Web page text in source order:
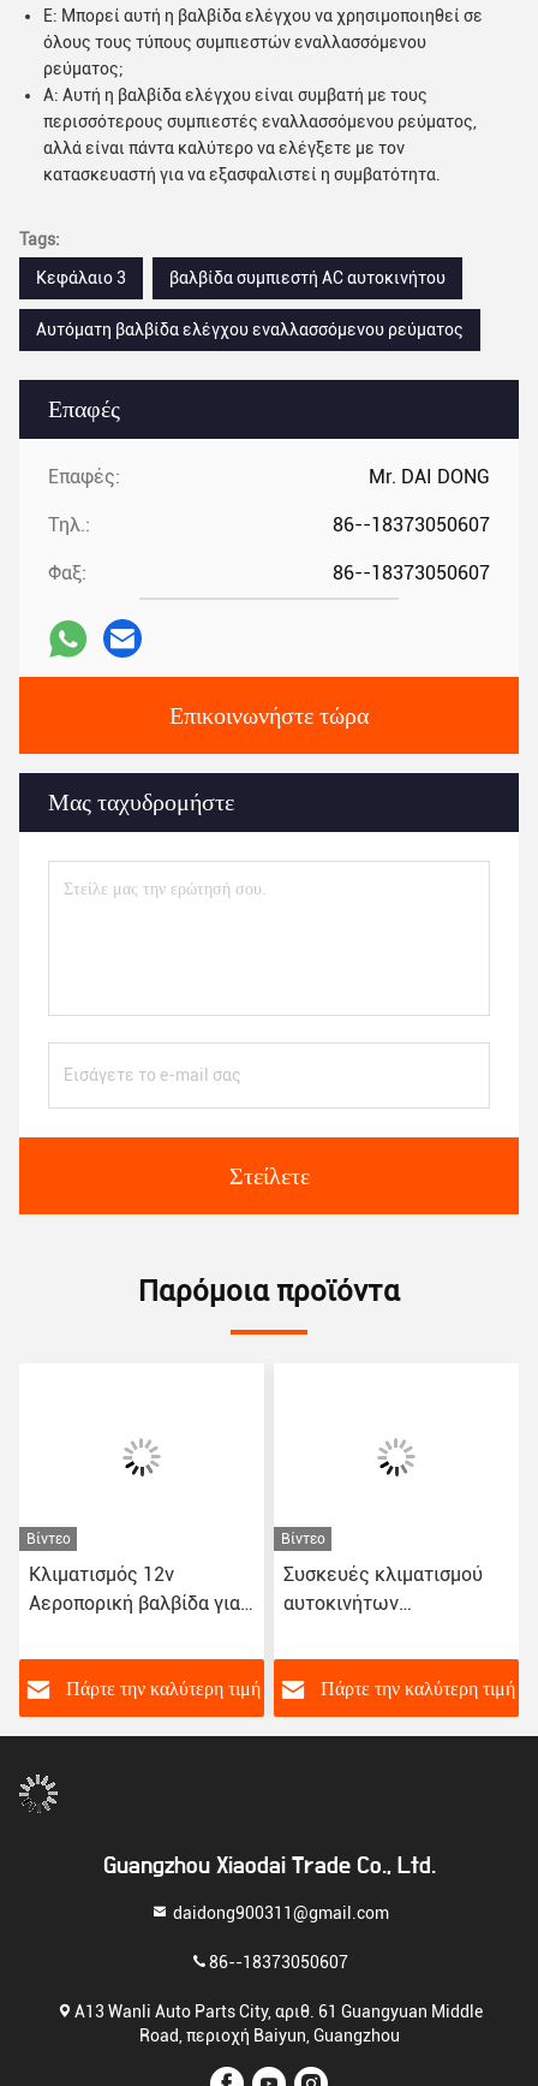
Επαφές
Επαφές: Mr. DAI DONG
Τηλ.: 86--18373050607
Φαξ: 86--18373050607
Επικοινωνήστε τώρα
Μας ταχυδρομήστε
Στείλετε
Ε: Μπορεί αυτή η βαλβίδα ελέγχου να χρησιμοποιηθεί σε
όλους τους τύπους συμπιεστών εναλλασσόμενου
ρεύματος;
Α: Αυτή η βαλβίδα ελέγχου είναι συμβατή με τους
περισσότερους συμπιεστές εναλλασσόμενου ρεύματος,
αλλά είναι πάντα καλύτερο να ελέγξετε με τον
κατασκευαστή για να εξασφαλιστεί η συμβατότητα.
Tags:
Κεφάλαιο 3
βαλβίδα συμπιεστή AC αυτοκινήτου
Αυτόματη βαλβίδα ελέγχου εναλλασσόμενου ρεύματος
Παρόμοια προϊόντα
Βίντεο
Κλιματισμός 12v
Αεροπορική βαλβίδα για
Triumph C-Quante
Πάρτε την καλύτερη τιμή
Βίντεο
Συσκευές κλιματισμού
αυτοκινήτων
ελέγχου συμπιεστή για
Peugeot 408 3008 Denso
Πάρτε την καλύτερη τιμή
Guangzhou Xiaodai Trade Co., Ltd.
daidong900311@gmail.com
86--18373050607
Α13 Wanli Auto Parts City, αριθ. 61 Guangyuan Middle
Road, περιοχή Baiyun, Guangzhou